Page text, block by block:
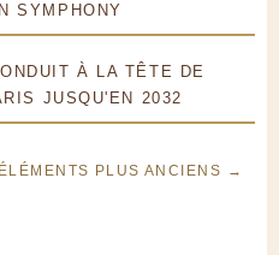
SYMPHONY
À LA TÊTE DE
JUSQU'EN 2032
ÉLÉMENTS PLUS ANCIENS →